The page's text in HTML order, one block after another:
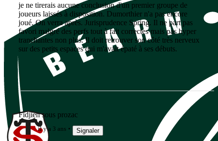
je ne tirerais aucune conclusion d'un premier groupe de
joueurs laissés à disposition. Dumorthier n'a pas encore
joué. On verra après. Jurisprudence Spring. Il ne part pas
favori malgré des perfs tout à fait correctes mais pas hyper
tranchantes non plus. Il doit retrouver son côté très nerveux
sur des petits espaces qui m'avait épaté à ses débuts.
Fidjien sous prozac
il y a 3 ans Signaler